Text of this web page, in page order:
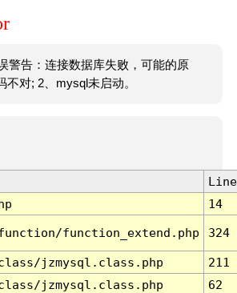
警告：连接数据库失败，可能的原
不对; 2、mysql未启动。
Line
14
function_extend.php 324
jzmysql.class.php
211
jzmysql.class.php
62